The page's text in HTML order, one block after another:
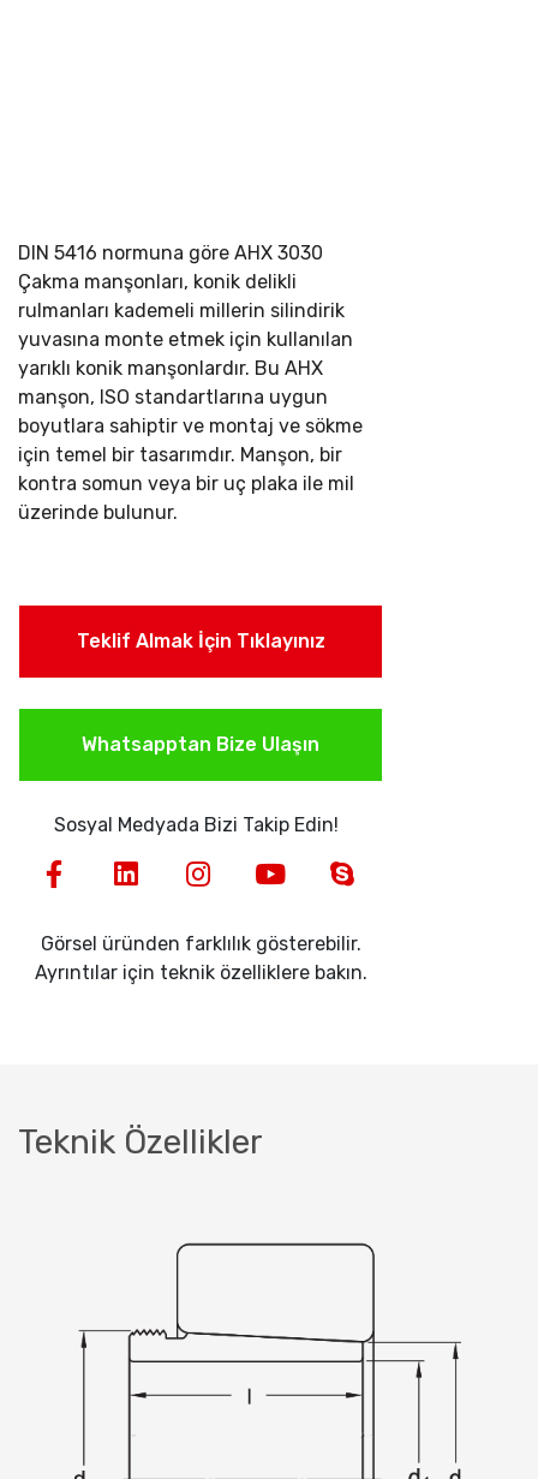
DIN 5416 normuna göre AHX 3030
Çakma manşonları, konik delikli
rulmanları kademeli millerin silindirik
yuvasına monte etmek için kullanılan
yarıklı konik manşonlardır. Bu AHX
manşon, ISO standartlarına uygun
boyutlara sahiptir ve montaj ve sökme
için temel bir tasarımdır. Manşon, bir
kontra somun veya bir uç plaka ile mil
üzerinde bulunur.
Teklif Almak İçin Tıklayınız
Whatsapptan Bize Ulaşın
Sosyal Medyada Bizi Takip Edin!
Görsel üründen farklılık gösterebilir.
Ayrıntılar için teknik özelliklere bakın.
Teknik Özellikler